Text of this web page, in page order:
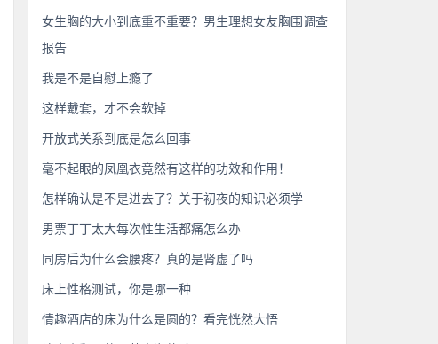
女生胸的大小到底重不重要？男生理想女友胸围调查
报告
我是不是自慰上瘾了
这样戴套，才不会软掉
开放式关系到底是怎么回事
毫不起眼的凤凰衣竟然有这样的功效和作用！
怎样确认是不是进去了？关于初夜的知识必须学
男票丁丁太大每次性生活都痛怎么办
同房后为什么会腰疼？真的是肾虚了吗
床上性格测试，你是哪一种
情趣酒店的床为什么是圆的？看完恍然大悟